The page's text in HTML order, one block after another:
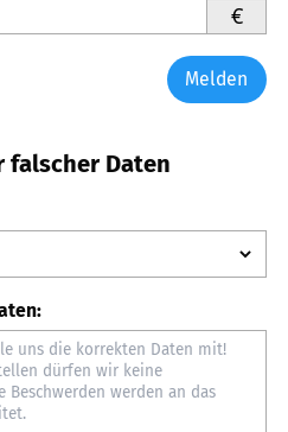
€
Melden
falscher Daten